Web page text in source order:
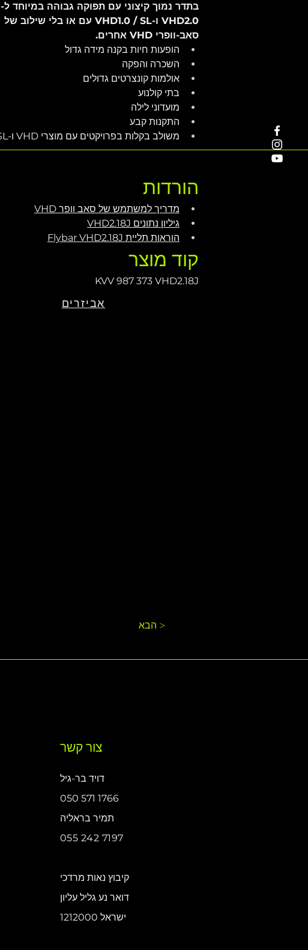
בתדר נמוך קיצוני עם תפוקה גבוהה במיוחד ל-
VHD2.0 ו-VHD1.0 / SL עם או בלי שילוב של
סאב-וופרי VHD אחרים.
הופעות חיות בקנה מידה גדול
השכרה והפקה
אולמות קונצרטים גדולים
בתי קולנוע
מועדוני לילה
התקנות קבע
משולב בקלות בפרויקטים עם מוצרי VHD ו-SL
הורדות
מדריך למשתמש של סאב וופר VHD
גיליון נתונים VHD2.18J
הוראות תליית Flybar VHD2.18J
קוד מוצר
KVV 987 373 VHD2.18J
אביזרים
הבא >
צור קשר
דויד בר-גיל
050 571 1766
תמיר בראליה
055 242 7197
קיבוץ נאות מרדכי
דואר נע גליל עליון
1212000 ישראל